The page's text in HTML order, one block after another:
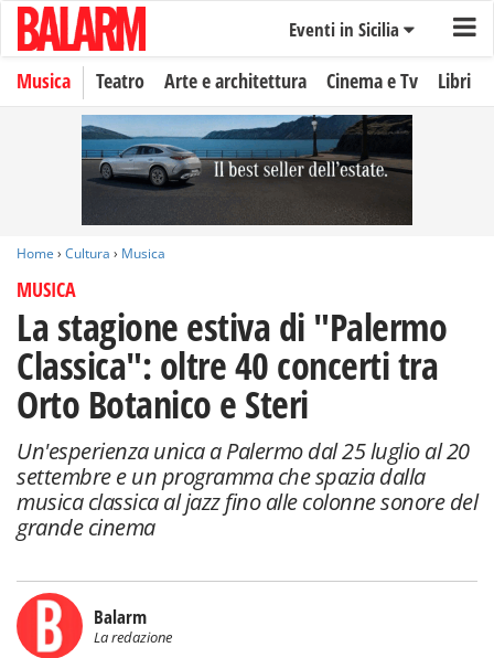
Eventi in Sicilia
Musica Teatro Arte e architettura Cinema e Tv Libri
Cultura›Musica
La stagione estiva di "Palermo
Classica": oltre 40 concerti tra
Orto Botanico e Steri
Un'esperienza unica a Palermo dal 25 luglio al 20
settembre e un programma che spazia dalla
musica classica al jazz fino alle colonne sonore del
grande cinema
Balarm
La redazione
8.816
LETTURE